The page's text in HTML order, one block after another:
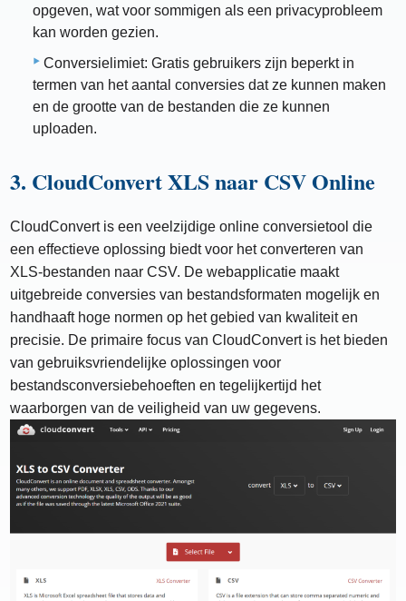
opgeven, wat voor sommigen als een privacyprobleem
kan worden gezien.
Conversielimiet: Gratis gebruikers zijn beperkt in
termen van het aantal conversies dat ze kunnen maken
en de grootte van de bestanden die ze kunnen
uploaden.
3. CloudConvert XLS naar CSV Online
CloudConvert is een veelzijdige online conversietool die
een effectieve oplossing biedt voor het converteren van
XLS-bestanden naar CSV. De webapplicatie maakt
uitgebreide conversies van bestandsformaten mogelijk en
handhaaft hoge normen op het gebied van kwaliteit en
precisie. De primaire focus van CloudConvert is het bieden
van gebruiksvriendelijke oplossingen voor
bestandsconversiebehoeften en tegelijkertijd het
waarborgen van de veiligheid van uw gegevens.